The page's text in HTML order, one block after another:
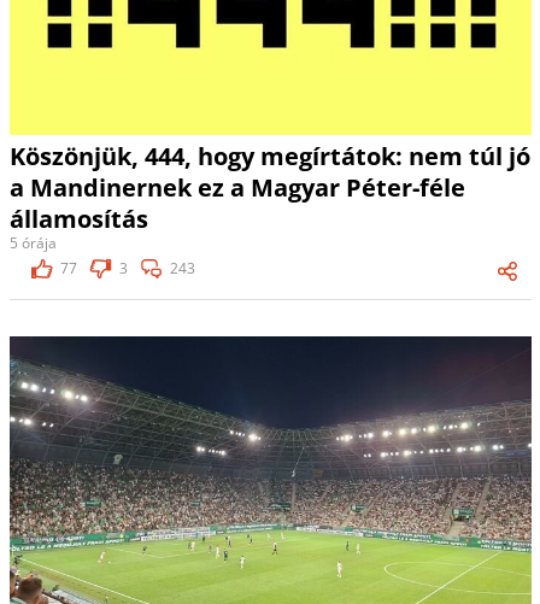
Köszönjük, 444, hogy megírtátok: nem túl jó
a Mandinernek ez a Magyar Péter-féle
államosítás
5 órája
77
3 243